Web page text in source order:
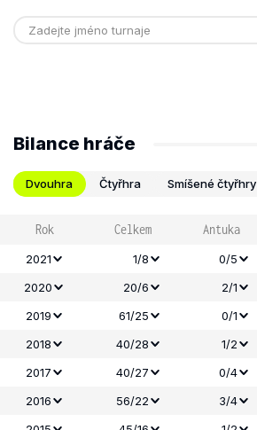
Bilance hráče
Dvouhra Čtyřhra Smíšené čtyřhry
Rok Celkem Antuka
2021 1/8 0/5
2020
20/6 2/1
2019
61/25 0/1
2018
40/28 1/2
2017
40/27 0/4
2016
56/22 3/4